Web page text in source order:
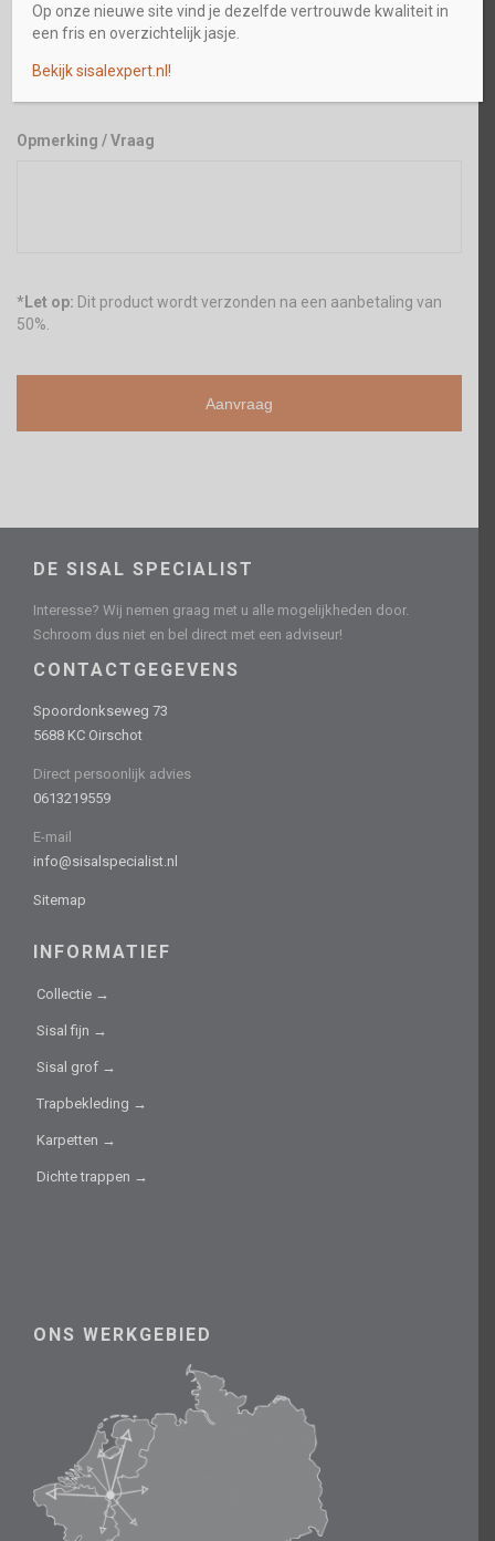
Gewenst terugbel tijdstip
Opmerking / Vraag
* Let op: Dit product wordt verzonden na een aanbetaling van
50%.
DE SISAL SPECIALIST
Interesse? Wij nemen graag met u alle mogelijkheden door.
Schroom dus niet en bel direct met een adviseur!
CONTACTGEGEVENS
Spoordonkseweg 73
5688 KC Oirschot
Direct persoonlijk advies
0613219559
E-mail
info@sisalspecialist.nl
Sitemap
INFORMATIEF
Collectie →
Sisal fijn →
Sisal grof →
Trapbekleding →
Karpetten →
Dichte trappen →
ONS WERKGEBIED
Op onze nieuwe site vind je dezelfde vertrouwde kwaliteit in
een fris en overzichtelijk jasje.
Bekijk sisalexpert.nl!